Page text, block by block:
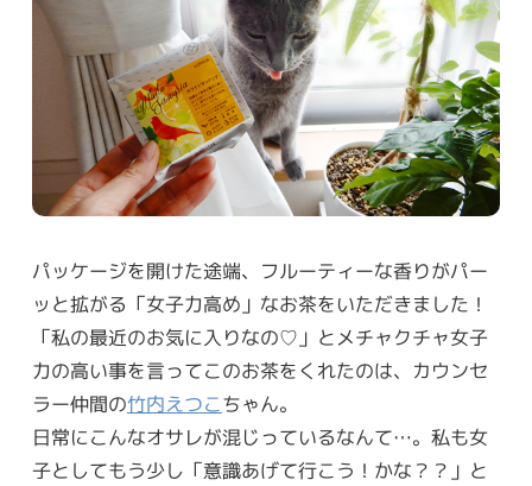
パッケージを開けた途端、フルーティーな香りがパー
ッと拡がる「女子力高め」なお茶をいただきました！
「私の最近のお気に入りなの♡」とメチャクチャ女子
力の高い事を言ってこのお茶をくれたのは、カウンセ
ラー仲間の竹内えつこちゃん。
日常にこんなオサレが混じっているなんて…。私も女
子としてもう少し「意識あげて行こう！かな？？」と